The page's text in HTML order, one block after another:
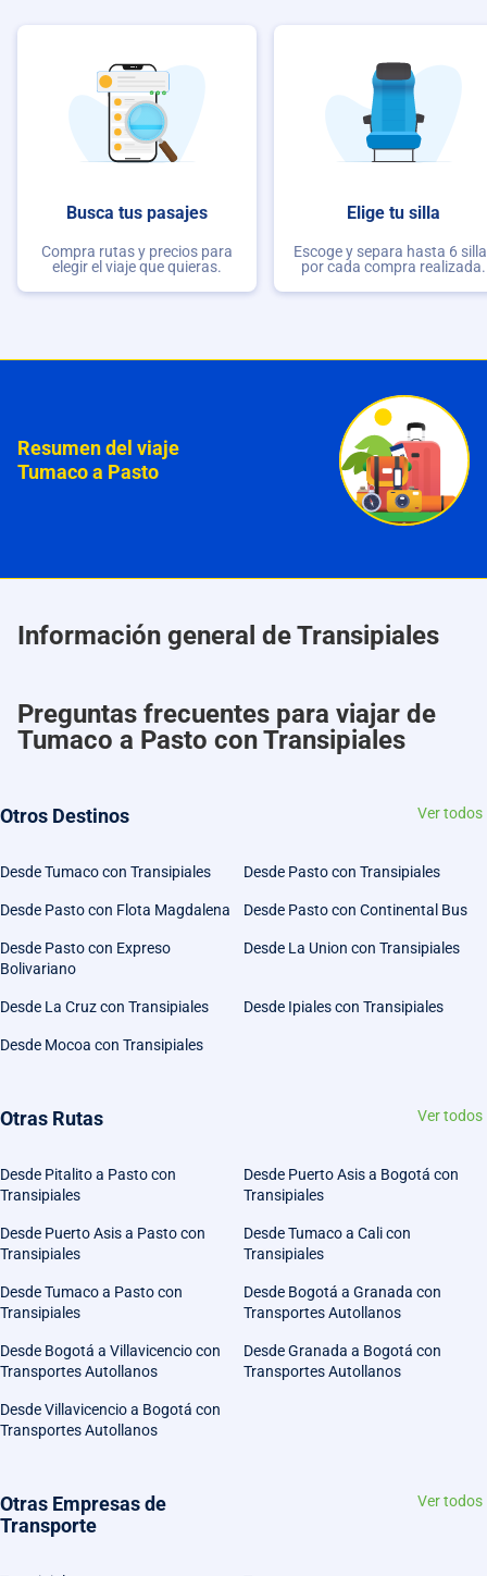
Busca tus pasajes
Compra rutas y precios para
elegir el viaje que quieras.
Elige tu silla
Escoge y separa hasta 6
por cada compra realizada.
Resumen del viaje
Tumaco a Pasto
Información general de Transipiales
Preguntas frecuentes para viajar de
Tumaco a Pasto con Transipiales
Otros Destinos Ver todos
Desde Tumaco con Transipiales Desde Pasto con Transipiales
Desde Pasto con Flota Magdalena Desde Pasto con Continental Bus
Desde Pasto con Expreso
Bolivariano
Desde La Union con Transipiales
Desde La Cruz con Transipiales Desde Ipiales con Transipiales
Desde Mocoa con Transipiales
Otras Rutas Ver todos
Desde Pitalito a Pasto con
Transipiales
Desde Puerto Asis a Bogotá con
Transipiales
Desde Puerto Asis a Pasto con
Transipiales
Desde Tumaco a Cali con
Transipiales
Desde Tumaco a Pasto con
Transipiales
Desde Bogotá a Granada con
Transportes Autollanos
Desde Bogotá a Villavicencio con
Transportes Autollanos
Desde Granada a Bogotá con
Transportes Autollanos
Desde Villavicencio a Bogotá con
Transportes Autollanos
Otras Empresas de
Transporte
Ver todos